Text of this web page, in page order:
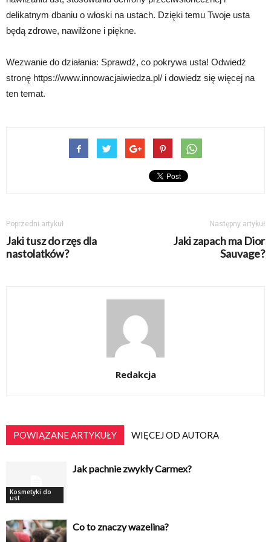
delikatnym dbaniu o włoski na ustach. Dzięki temu Twoje usta
będą zdrowe, nawilżone i piękne.
Wezwanie do działania: Sprawdź, co pokrywa usta! Odwiedź
stronę https://www.innowacjaiwiedza.pl/ i dowiedz się więcej na
ten temat.
Poprzedni artykuł
Jaki tusz do rzęs dla
nastolatków?
Następny artykuł
Jaki zapach ma Dior
Sauvage?
Redakcja
POWIĄZANE ARTYKUŁY WIĘCEJ OD AUTORA
Kosmetyki do
ust
Jak pachnie zwykły Carmex?
Co to znaczy wazelina?